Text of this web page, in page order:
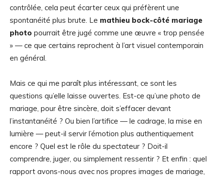
contrôlée, cela peut écarter ceux qui préfèrent une
spontanéité plus brute. Le mathieu bock-côté mariage
photo pourrait être jugé comme une œuvre « trop pensée
» — ce que certains reprochent à l’art visuel contemporain
en général.
Mais ce qui me paraît plus intéressant, ce sont les
questions qu’elle laisse ouvertes. Est-ce qu’une photo de
mariage, pour être sincère, doit s’effacer devant
l’instantanéité ? Ou bien l’artifice — le cadrage, la mise en
lumière — peut-il servir l’émotion plus authentiquement
encore ? Quel est le rôle du spectateur ? Doit-il
comprendre, juger, ou simplement ressentir ? Et enfin : quel
rapport avons-nous avec nos propres images de mariage,